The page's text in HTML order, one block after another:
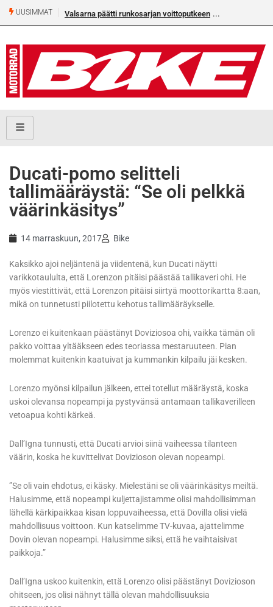
UUSIMMAT Valsarna päätti runkosarjan voittoputkeen
​Ducati-pomo selitteli
tallimääräystä: “Se oli pelkkä
väärinkäsitys”
14 marraskuun, 2017 Bike
Kaksikko ajoi neljäntenä ja viidentenä, kun Ducati näytti
varikkotaululta, että Lorenzon pitäisi päästää tallikaveri ohi. He
myös viestittivät, että Lorenzon pitäisi siirtyä moottorikartta 8:aan,
mikä on tunnetusti piilotettu kehotus tallimääräykselle.
Lorenzo ei kuitenkaan päästänyt Doviziosoa ohi, vaikka tämän oli
pakko voittaa yltääkseen edes teoriassa mestaruuteen. Pian
molemmat kuitenkin kaatuivat ja kummankin kilpailu jäi kesken.
Lorenzo myönsi kilpailun jälkeen, ettei totellut määräystä, koska
uskoi olevansa nopeampi ja pystyvänsä antamaan tallikaverilleen
vetoapua kohti kärkeä.
Dall’Igna tunnusti, että Ducati arvioi siinä vaiheessa tilanteen
väärin, koska he kuvittelivat Dovizioson olevan nopeampi.
”Se oli vain ehdotus, ei käsky. Mielestäni se oli väärinkäsitys meiltä.
Halusimme, että nopeampi kuljettajistamme olisi mahdollisimman
lähellä kärkipaikkaa kisan loppuvaiheessa, että Dovilla olisi vielä
mahdollisuus voittoon. Kun katselimme TV-kuvaa, ajattelimme
Dovin olevan nopeampi. Halusimme siksi, että he vaihtaisivat
paikkoja.”
Dall’Igna uskoo kuitenkin, että Lorenzo olisi päästänyt Dovizioson
ohitseen, jos olisi nähnyt tällä olevan mahdollisuuksia